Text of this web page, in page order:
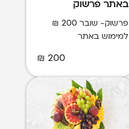
באתר פרשוק
פרשוק- שובר 200 ₪
למימוש באתר
200 ₪